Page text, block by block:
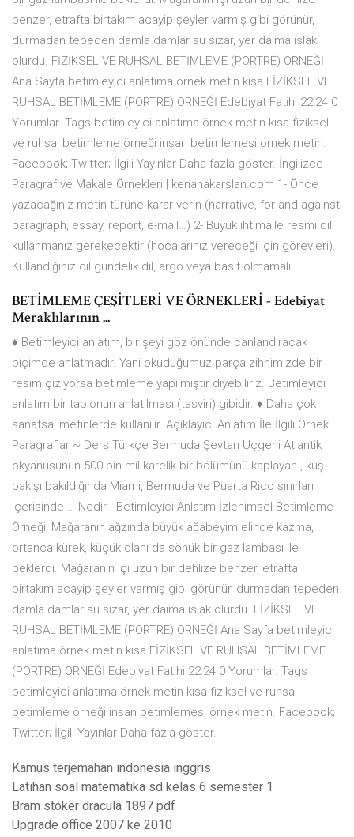
benzer, etrafta birtakım acayip şeyler varmış gibi görünür,
durmadan tepeden damla damlar su sızar, yer daima ıslak
olurdu. FİZİKSEL VE RUHSAL BETİMLEME (PORTRE) ÖRNEĞİ
Ana Sayfa betimleyici anlatıma örnek metin kısa FİZİKSEL VE
RUHSAL BETİMLEME (PORTRE) ÖRNEĞİ Edebiyat Fatihi 22:24 0
Yorumlar. Tags betimleyici anlatıma örnek metin kısa fiziksel
ve ruhsal betimleme örneği insan betimlemesi örnek metin.
Facebook; Twitter; İlgili Yayınlar Daha fazla göster. İngilizce
Paragraf ve Makale Örnekleri | kenanakarslan.com 1- Önce
yazacağınız metin türüne karar verin (narrative, for and against;
paragraph, essay, report, e-mail…) 2- Büyük ihtimalle resmi dil
kullanmanız gerekecektir (hocalarınız vereceği için görevleri).
Kullandığınız dil gündelik dil, argo veya basit olmamalı.
BETİMLEME ÇEŞİTLERİ VE ÖRNEKLERİ - Edebiyat
Meraklılarının ...
♦ Betimleyici anlatım, bir şeyi göz önünde canlandıracak
biçimde anlatmadır. Yani okuduğumuz parça zihnimizde bir
resim çiziyorsa betimleme yapılmıştır diyebiliriz. Betimleyici
anlatım bir tablonun anlatılması (tasviri) gibidir. ♦ Daha çok
sanatsal metinlerde kullanılır. Açıklayıcı Anlatım İle İlgili Örnek
Paragraflar ~ Ders Türkçe Bermuda Şeytan Üçgeni Atlantik
okyanusunun 500 bin mil karelik bir bölümünü kaplayan , kuş
bakışı bakıldığında Miami, Bermuda ve Puarta Rico sınırları
içerisinde … Nedir - Betimleyici Anlatım İzlenimsel Betimleme
Örneği: Mağaranın ağzında büyük ağabeyim elinde kazma,
ortanca kürek, küçük olanı da sönük bir gaz lambası ile
beklerdi. Mağaranın içi uzun bir dehlize benzer, etrafta
birtakım acayip şeyler varmış gibi görünür, durmadan tepeden
damla damlar su sızar, yer daima ıslak olurdu. FİZİKSEL VE
RUHSAL BETİMLEME (PORTRE) ÖRNEĞİ Ana Sayfa betimleyici
anlatıma örnek metin kısa FİZİKSEL VE RUHSAL BETİMLEME
(PORTRE) ÖRNEĞİ Edebiyat Fatihi 22:24 0 Yorumlar. Tags
betimleyici anlatıma örnek metin kısa fiziksel ve ruhsal
betimleme örneği insan betimlemesi örnek metin. Facebook;
Twitter; İlgili Yayınlar Daha fazla göster.
Kamus terjemahan indonesia inggris
Latihan soal matematika sd kelas 6 semester 1
Bram stoker dracula 1897 pdf
Upgrade office 2007 ke 2010